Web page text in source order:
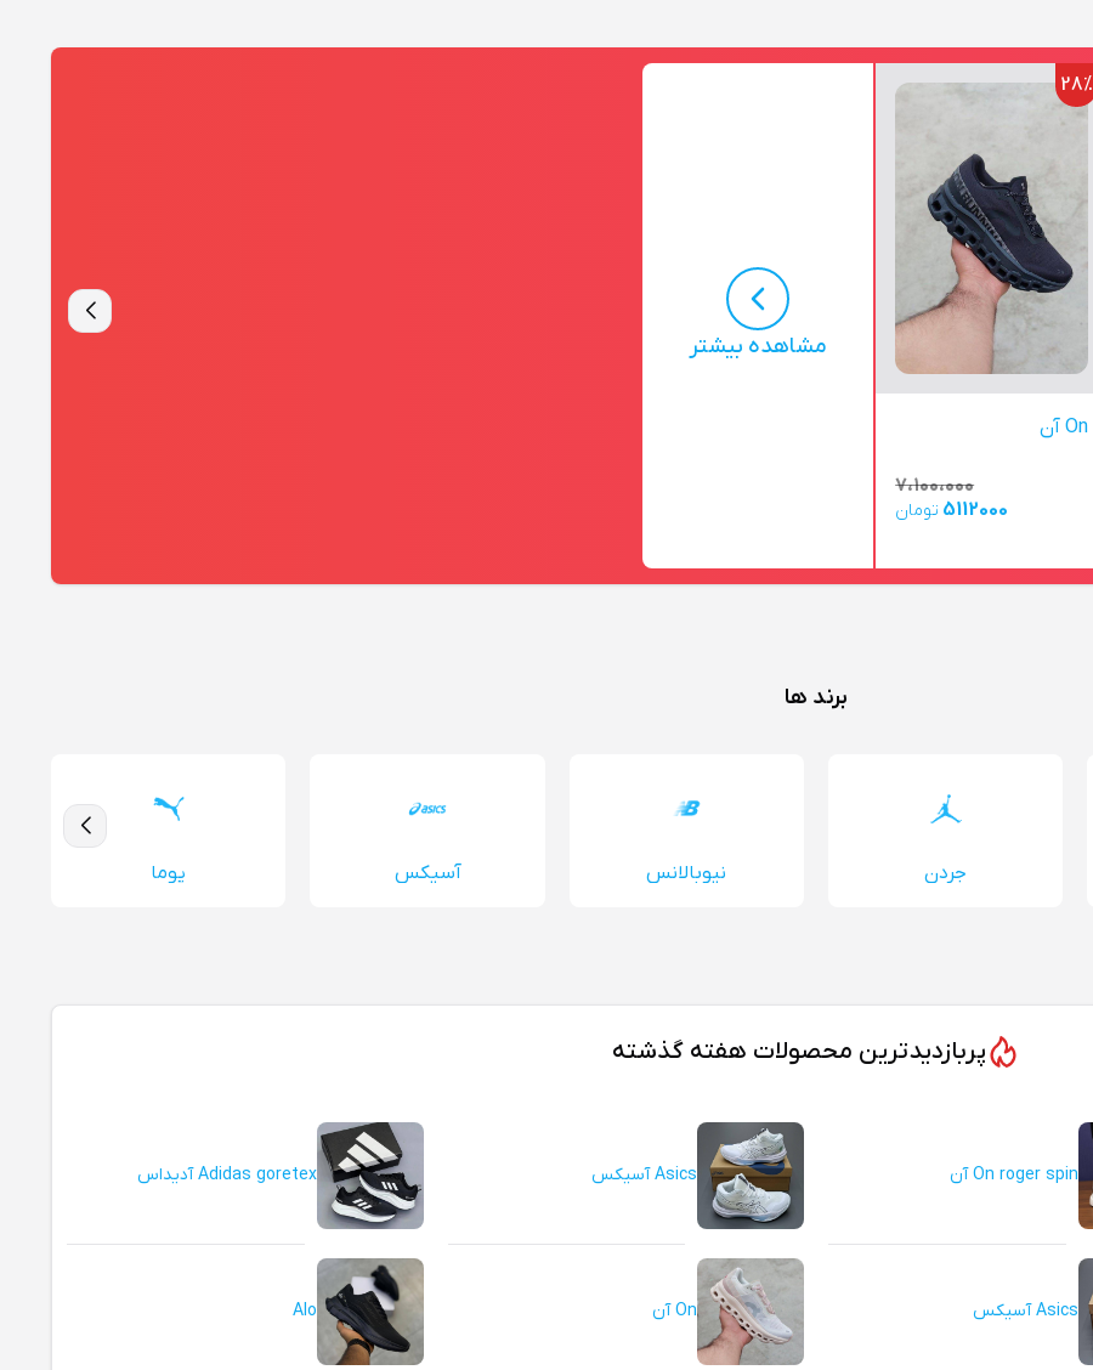
28%
On آن
۷،۱۰۰،۰۰۰
5112000 تومان
مشاهده بیشتر
برند ها
جردن نیوبالانس آسیکس پوما
پربازدیدترین محصولات هفته گذشته
On roger spin آن
Asics آسیکس
Asics آسیکس
On آن
Adidas goretex آدیداس
Alo